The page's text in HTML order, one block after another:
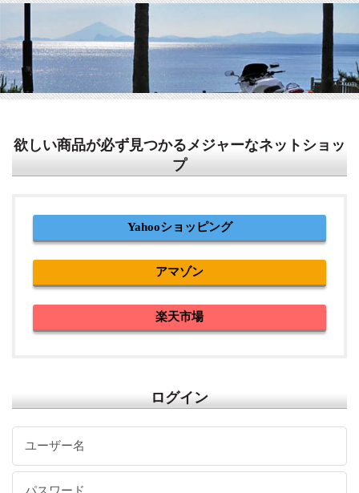
欲しい商品が必ず見つかるメジャーなネットショッ
プ
Yahooショッピング
アマゾン
楽天市場
ログイン